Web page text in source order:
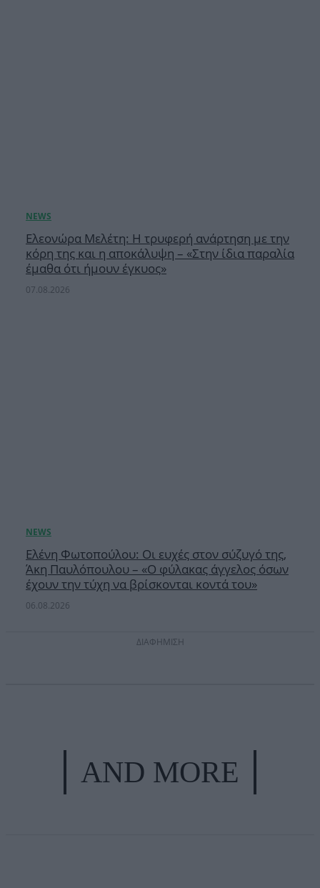
Ελεονώρα Μελέτη: Η τρυφερή ανάρτηση με την
κόρη της και η αποκάλυψη – «Στην ίδια παραλία
έμαθα ότι ήμουν έγκυος»
07.08.2026
Ελένη Φωτοπούλου: Οι ευχές στον σύζυγό της,
Άκη Παυλόπουλου – «Ο φύλακας άγγελος όσων
έχουν την τύχη να βρίσκονται κοντά του»
06.08.2026
ΔΙΑΦΗΜΙΣΗ
AND MORE